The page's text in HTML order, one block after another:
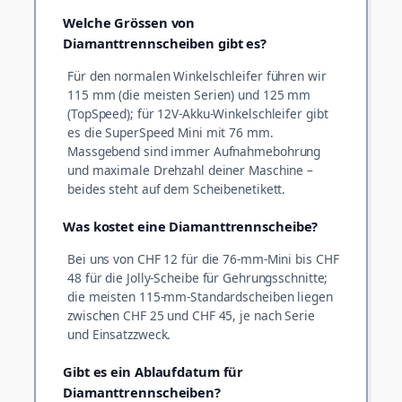
Welche Grössen von
Diamanttrennscheiben gibt es?
Für den normalen Winkelschleifer führen wir
115 mm (die meisten Serien) und 125 mm
(TopSpeed); für 12V-Akku-Winkelschleifer gibt
es die SuperSpeed Mini mit 76 mm.
Massgebend sind immer Aufnahmebohrung
und maximale Drehzahl deiner Maschine –
beides steht auf dem Scheibenetikett.
Was kostet eine Diamanttrennscheibe?
Bei uns von CHF 12 für die 76-mm-Mini bis CHF
48 für die Jolly-Scheibe für Gehrungsschnitte;
die meisten 115-mm-Standardscheiben liegen
zwischen CHF 25 und CHF 45, je nach Serie
und Einsatzzweck.
Gibt es ein Ablaufdatum für
Diamanttrennscheiben?